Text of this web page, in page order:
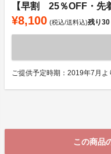
【早割 25％OFF・先
¥8,100 (税込/送料込)残り30
ご提供予定時期：2019年7月よ
この商品